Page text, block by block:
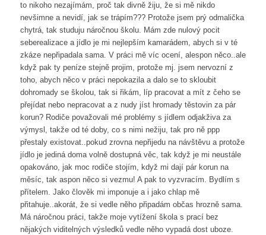
to nikoho nezajímám, proč tak divně žiju, že si mě nikdo
nevšimne a nevidí, jak se trápím??? Protože jsem prý odmalička
chytrá, tak studuju náročnou školu. Mám zde nulový pocit
seberealizace a jídlo je mi nejlepším kamarádem, abych si v té
zkáze nepřipadala sama. V práci mě víc ocení, alespon něco..ale
když pak ty peníze stejně projim, protože mj. jsem nervozní z
toho, abych něco v práci nepokazila a dalo se to skloubit
dohromady se školou, tak si řikám, líp pracovat a mít z čeho se
přejídat nebo nepracovat a z nudy jíst hromady těstovin za pár
korun? Rodiče považovali mé problémy s jídlem odjakživa za
výmysl, takže od té doby, co s nimi nežiju, tak pro ně ppp
přestaly existovat..pokud zrovna nepřijedu na návštěvu a protože
jídlo je jediná doma volně dostupná věc, tak když je mi neustále
opakováno, jak moc rodiče stojím, když mi dají pár korun na
měsíc, tak aspon něco si vezmu! A pak to vyzvracím. Bydlím s
přítelem. Jako člověk mi imponuje a i jako chlap mě
přitahuje..akorát, že si vedle něho připadám občas hrozně sama.
Má náročnou práci, takže moje vytížení škola s prací bez
nějakých viditelných výsledků vedle něho vypadá dost uboze.